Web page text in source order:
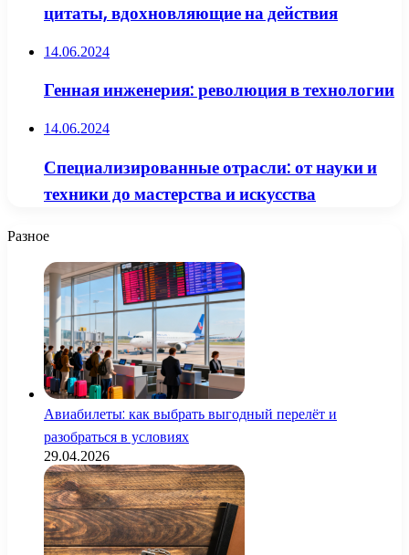
цитаты, вдохновляющие на действия
14.06.2024
Генная инженерия: революция в технологии
14.06.2024
Специализированные отрасли: от науки и
техники до мастерства и искусства
Разное
Авиабилеты: как выбрать выгодный перелёт и
разобраться в условиях
29.04.2026